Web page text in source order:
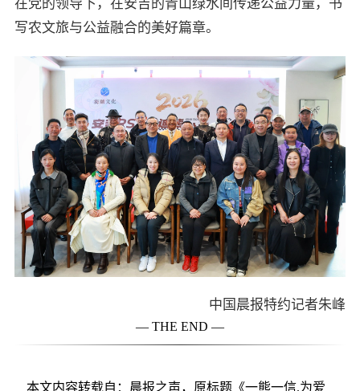
在党的领导下，在安吉的青山绿水间传递公益力量，书
写农文旅与公益融合的美好篇章。
中国晨报特约记者朱峰
— THE END —
本文内容转载自：晨报之声，原标题《一熊一信.为爱